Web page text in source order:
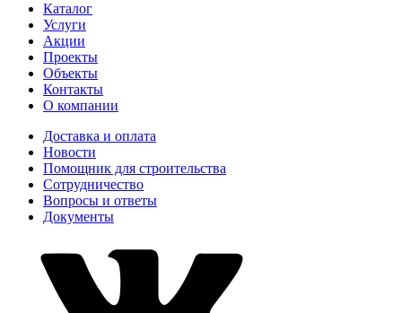
Каталог
Услуги
Акции
Проекты
Объекты
Контакты
О компании
Доставка и оплата
Новости
Помощник для строительства
Сотрудничество
Вопросы и ответы
Документы